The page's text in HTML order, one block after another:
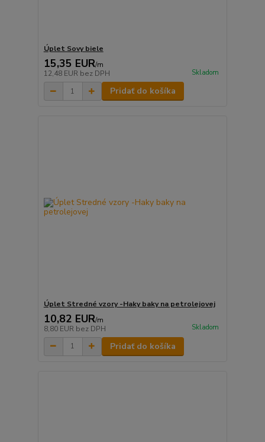
Úplet Sovy biele
15,35 EUR/m
12,48 EUR bez DPH Skladom
Pridať do košíka
Úplet Stredné vzory -Haky baky na petrolejovej
10,82 EUR/m
8,80 EUR bez DPH Skladom
Pridať do košíka